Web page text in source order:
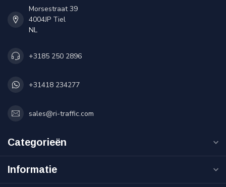
Morsestraat 39
4004JP Tiel
NL
+3185 250 2896
+31418 234277
sales@ri-traffic.com
Categorieën
Informatie